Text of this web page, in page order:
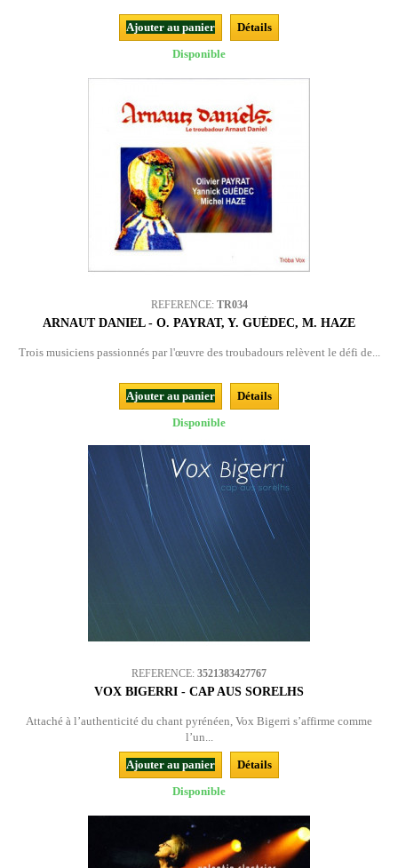
Ajouter au panier
Détails
Disponible
REFERENCE: TR034
ARNAUT DANIEL - O. PAYRAT, Y. GUÉDEC, M. HAZE
Trois musiciens passionnés par l'œuvre des troubadours relèvent le défi de...
Ajouter au panier
Détails
Disponible
REFERENCE: 3521383427767
VOX BIGERRI - CAP AUS SORELHS
Attaché à l’authenticité du chant pyrénéen, Vox Bigerri s’affirme comme
l’un...
Ajouter au panier
Détails
Disponible